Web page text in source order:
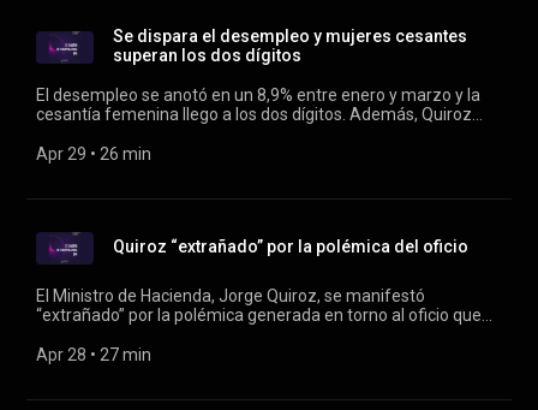
Se dispara el desempleo y mujeres cesantes
superan los dos dígitos
El desempleo se anotó en un 8,9% entre enero y marzo y la
cesantía femenina llego a los dos dígitos. Además, Quiroz
recortes; hay cuatro detenidos por el secuestro de un
Apr 29 • 26 min
Quiroz “extrañado” por la polémica del oficio
El Ministro de Hacienda, Jorge Quiroz, se manifestó
“extrañado” por la polémica generada en torno al oficio que
asalto en la región de Valparaíso terminó con un niño
Apr 28 • 27 min